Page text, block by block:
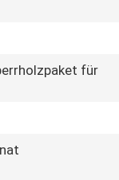
für